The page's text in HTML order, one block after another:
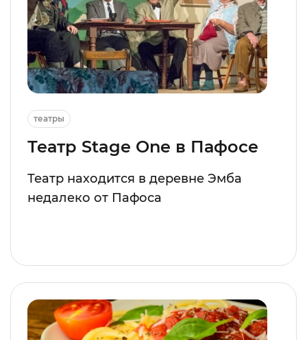
театры
Театр Stage One в Пафосе
Театр находится в деревне Эмба
недалеко от Пафоса